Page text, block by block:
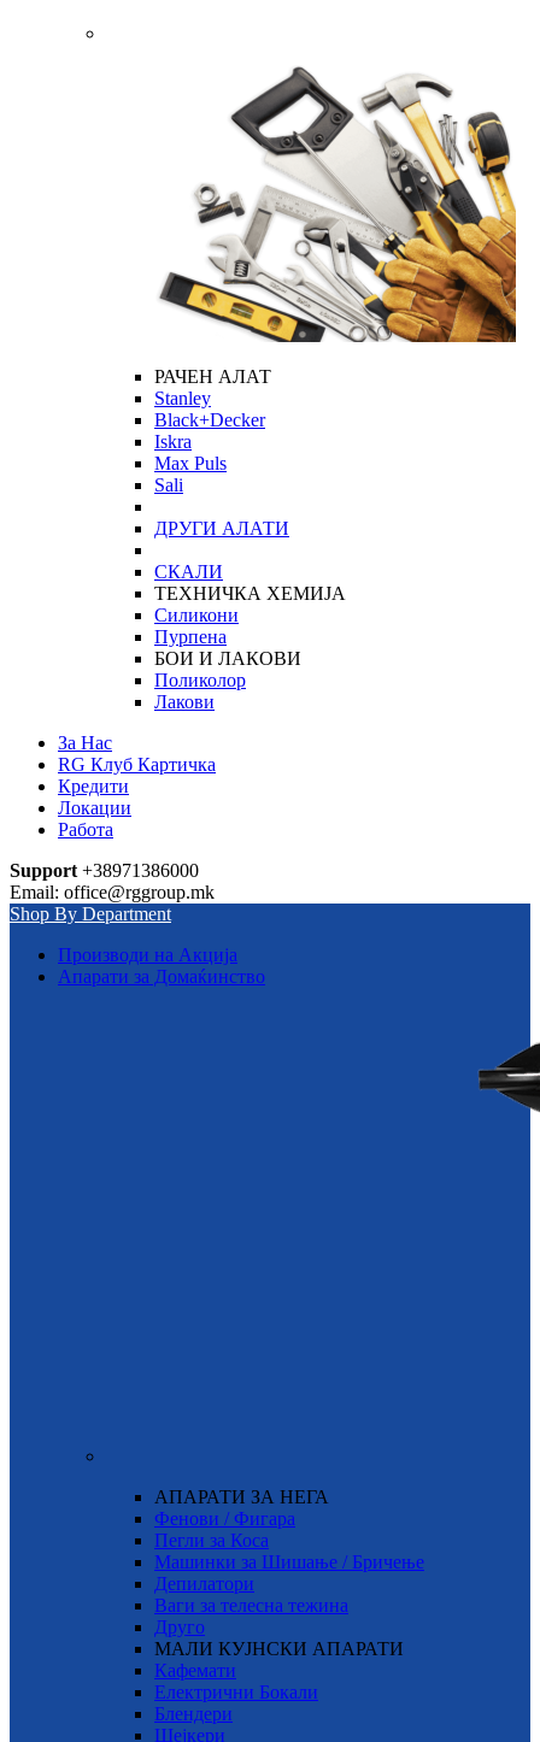
РАЧЕН АЛАТ
Stanley
Black+Decker
Iskra
Max Puls
Sali
ДРУГИ АЛАТИ
СКАЛИ
ТЕХНИЧКА ХЕМИЈА
Силикони
Пурпена
БОИ И ЛАКОВИ
Поликолор
Лакови
За Нас
RG Клуб Картичка
Кредити
Локации
Работа
Support +38971386000
Email: office@rggroup.mk
Shop By Department
Производи на Акција
Апарати за Домаќинство
АПАРАТИ ЗА НЕГА
Фенови / Фигара
Пегли за Коса
Машинки за Шишање / Бричење
Депилатори
Ваги за телесна тежина
Друго
МАЛИ КУЈНСКИ АПАРАТИ
Кафемати
Електрични Бокали
Блендери
Шејкери